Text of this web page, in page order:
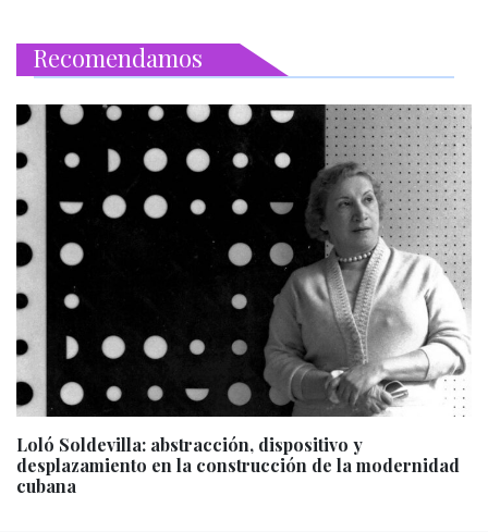
Recomendamos
Loló Soldevilla: abstracción, dispositivo y
desplazamiento en la construcción de la modernidad
cubana